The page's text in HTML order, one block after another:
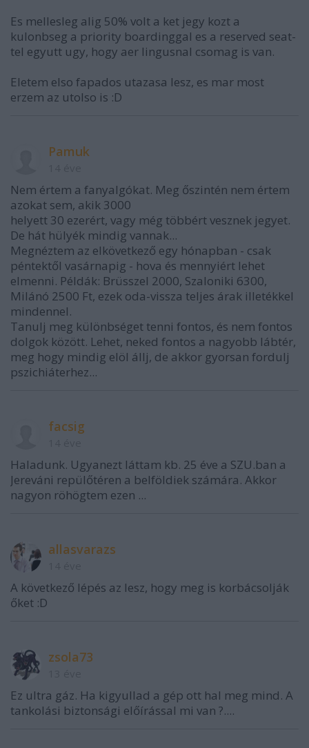
Es mellesleg alig 50% volt a ket jegy kozt a
kulonbseg a priority boardinggal es a reserved seat-
tel egyutt ugy, hogy aer lingusnal csomag is van.
Eletem elso fapados utazasa lesz, es mar most
erzem az utolso is :D
Pamuk
Nem értem a fanyalgókat. Meg őszintén nem értem
azokat sem, akik 3000
helyett 30 ezerért, vagy még többért vesznek jegyet.
De hát hülyék mindig vannak...
Megnéztem az elkövetkező egy hónapban - csak
péntektől vasárnapig - hova és mennyiért lehet
elmenni. Példák: Brüsszel 2000, Szaloniki 6300,
Milánó 2500 Ft, ezek oda-vissza teljes árak illetékkel
mindennel.
Tanulj meg különbséget tenni fontos, és nem fontos
dolgok között. Lehet, neked fontos a nagyobb lábtér,
meg hogy mindig elöl állj, de akkor gyorsan fordulj
pszichiáterhez...
facsig
Haladunk. Ugyanezt láttam kb. 25 éve a SZU.ban a
Jereváni repülőtéren a belföldiek számára. Akkor
nagyon röhögtem ezen ...
allasvarazs
A következő lépés az lesz, hogy meg is korbácsolják
őket :D
zsola73
Ez ultra gáz. Ha kigyullad a gép ott hal meg mind. A
tankolási biztonsági előírással mi van ?....